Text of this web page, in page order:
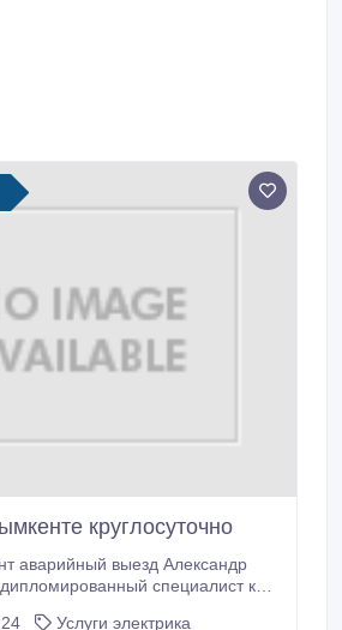
круглосуточно
Услуги электрика